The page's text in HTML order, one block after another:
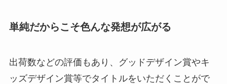
単純だからこそ色んな発想が広がる
出荷数などの評価もあり、グッドデザイン賞やキ
ッズデザイン賞等でタイトルをいただくことがで